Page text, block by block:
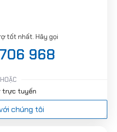
tốt nhất. Hãy gọi
968
HOẶC
trực tuyến
chúng tôi